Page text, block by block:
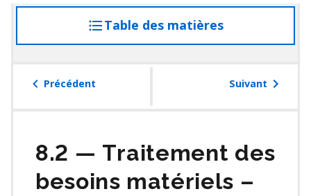
Table des matières
à
table
Précédent Suivant
8.2 — Traitement des
besoins matériels –